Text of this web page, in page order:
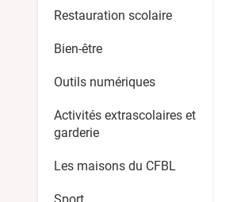
Restauration scolaire
Bien-être
Outils numériques
Activités extrascolaires et
garderie
Les maisons du CFBL